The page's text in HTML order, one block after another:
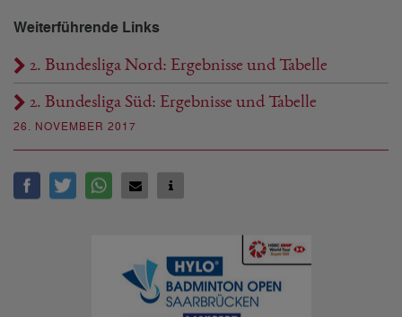
26. NOVEMBER 2017
Weiterführende Links
2. Bundesliga Nord: Ergebnisse und Tabelle
2. Bundesliga Süd: Ergebnisse und Tabelle